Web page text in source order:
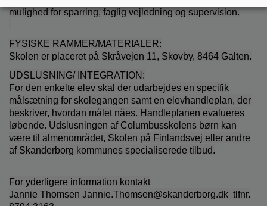
mulighed for sparring, faglig vejledning og supervision.
FYSISKE RAMMER/MATERIALER:
Skolen er placeret på Skråvejen 11, Skovby, 8464 Galten.
UDSLUSNING/ INTEGRATION:
For den enkelte elev skal der udarbejdes en specifik
målsætning for skolegangen samt en elevhandleplan, der
beskriver, hvordan målet nåes. Handleplanen evalueres
løbende. Udslusningen af Columbusskolens børn kan
være til almenområdet, Skolen på Finlandsvej eller andre
af Skanderborg kommunes specialiserede tilbud.
For yderligere information kontakt
Jannie Thomsen Jannie.Thomsen@skanderborg.dk tlfnr.